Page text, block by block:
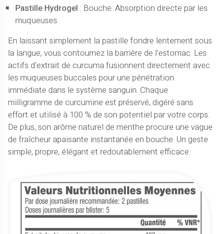
Pastille Hydrogel : Bouche: Absorption directe par les
muqueuses
En laissant simplement la pastille fondre lentement sous
la langue, vous contournez la barrière de l'estomac. Les
actifs d'extrait de curcuma fusionnent directement avec
les muqueuses buccales pour une pénétration
immédiate dans le système sanguin. Chaque
milligramme de curcumine est préservé, digéré sans
effort et utilisé à 100 % de son potentiel par votre corps.
De plus, son arôme naturel de menthe procure une vague
de fraîcheur apaisante instantanée en bouche. Un geste
simple, propre, élégant et redoutablement efficace.